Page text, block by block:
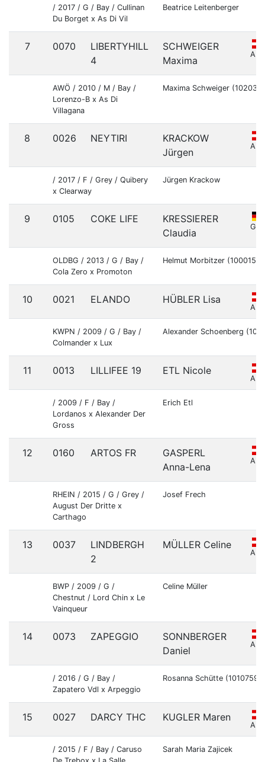
/ 2017 / G / Bay / Cullinan
Du Borget x As Di Vil
Beatrice Leitenberger
7 0070
LIBERTYHILL
4
SCHWEIGER
Maxima
AUT
AWÖ / 2010 / M / Bay /
Lorenzo-B x As Di
Villagana
Maxima Schweiger
8 0026 NEYTIRI
KRACKOW
Jürgen
AUT
/ 2017 / F / Grey / Quibery
x Clearway
Jürgen Krackow
9 0105 COKE LIFE
KRESSIERER
Claudia
GER
OLDBG / 2013 / G / Bay /
Cola Zero x Promoton
Helmut Morbitzer
10 0021 ELANDO HÜBLER Lisa
AUT
KWPN / 2009 / G / Bay /
Colmander x Lux
Alexander Schoenberg
11 0013 LILLIFEE 19 ETL Nicole
AUT
/ 2009 / F / Bay /
Lordanos x Alexander Der
Gross
Erich Etl
12 0160 ARTOS FR
GASPERL
Anna-Lena
AUT
RHEIN / 2015 / G / Grey /
August Der Dritte x
Carthago
Josef Frech
13 0037
LINDBERGH
2
MÜLLER Celine
AUT
BWP / 2009 / G /
Chestnut / Lord Chin x Le
Vainqueur
Celine Müller
14 0073 ZAPEGGIO
SONNBERGER
Daniel
AUT
/ 2016 / G / Bay /
Zapatero Vdl x Arpeggio
Rosanna Schütte
15 0027 DARCY THC KUGLER Maren
AUT
/ 2015 / F / Bay / Caruso
Sarah Maria Zajicek